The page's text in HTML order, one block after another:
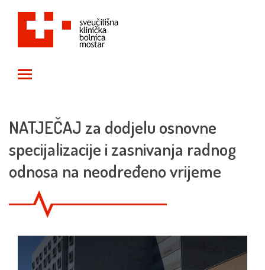
NATJEČAJ za dodjelu osnovne
specijalizacije i zasnivanja radnog
odnosa na neodređeno vrijeme